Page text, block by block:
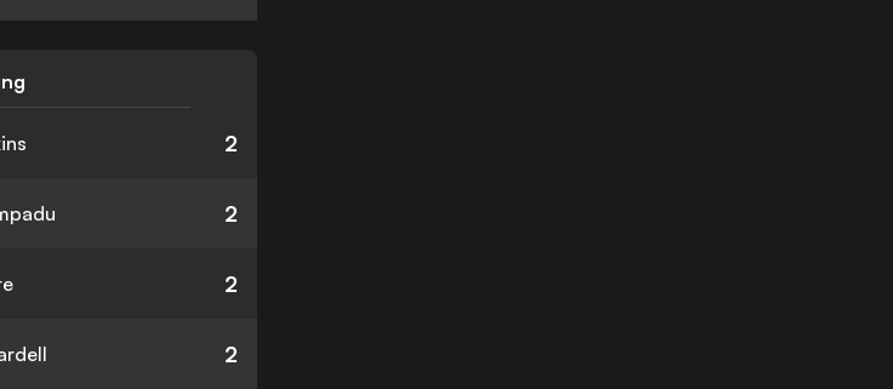
2
2
2
2